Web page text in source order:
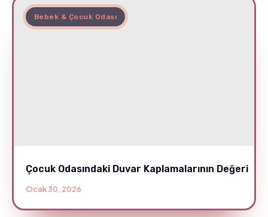
Bebek & Çocuk Odası
Çocuk Odasındaki Duvar Kaplamalarının Değeri
Ocak 30, 2026